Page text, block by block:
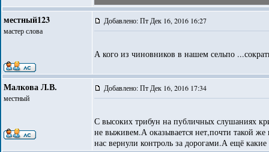
местный123
мастер слова
Добавлено: Пт Дек 16, 2016 16:27
А кого из чиновников в нашем сельпо
Малкова Л.В.
местный
Добавлено: Пт Дек 16, 2016 17:34
С высоких трибун на публичных слушаниях
не выживем.А оказывается нет,почти такой
нас вернули контроль за дорогами.А ещё